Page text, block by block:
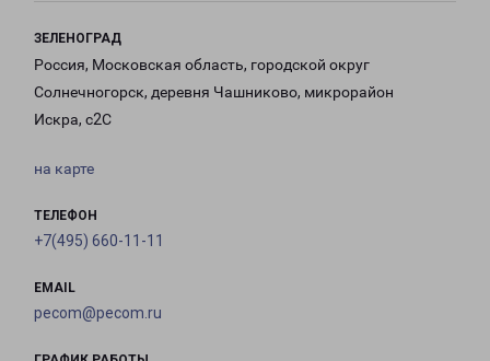
ЗЕЛЕНОГРАД
Россия, Московская область, городской округ
Солнечногорск, деревня Чашниково, микрорайон
Искра, с2С
на карте
ТЕЛЕФОН
+7(495) 660-11-11
EMAIL
pecom@pecom.ru